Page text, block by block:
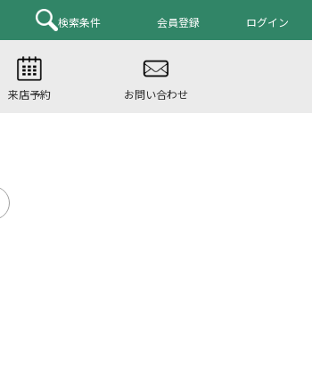
検索条件 会員登録 ログイン
来店予約 お問い合わせ